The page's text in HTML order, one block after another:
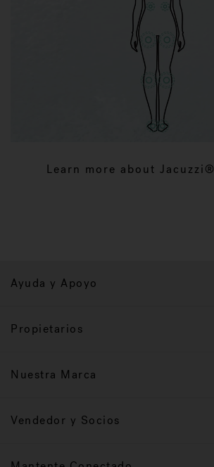
Learn more about Jacuzzi®
Ayuda y Apoyo
Propietarios
Nuestra Marca
Vendedor y Socios